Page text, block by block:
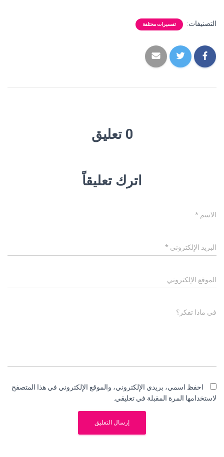
التصنيفات: تفسيرات مختلفة
0 تعليق
اترك تعليقاً
الاسم *
البريد الإلكتروني *
الموقع الإلكتروني
في ماذا تفكر؟
احفظ اسمي، بريدي الإلكتروني، والموقع الإلكتروني في هذا المتصفح
لاستخدامها المرة المقبلة في تعليقي.